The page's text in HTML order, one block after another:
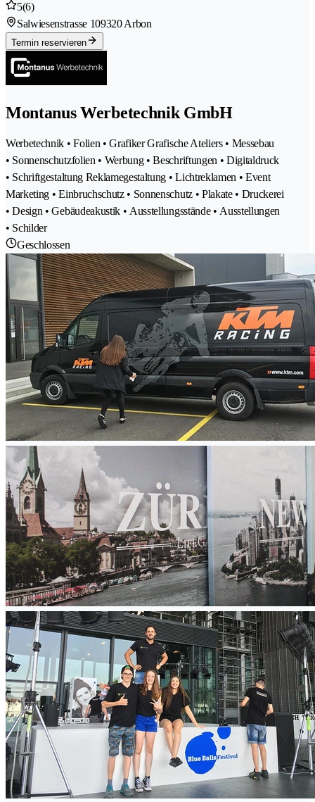
5(6)
Salwiesenstrasse 109320 Arbon
Termin reservieren
Montanus Werbetechnik GmbH
Werbetechnik • Folien • Grafiker Grafische Ateliers • Messebau
• Sonnenschutzfolien • Werbung • Beschriftungen • Digitaldruck
• Schriftgestaltung Reklamegestaltung • Lichtreklamen • Event
Marketing • Einbruchschutz • Sonnenschutz • Plakate • Druckerei
• Design • Gebäudeakustik • Ausstellungsstände • Ausstellungen
• Schilder
Geschlossen